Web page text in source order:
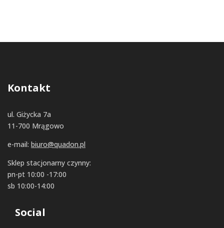
Kontakt
ul. Giżycka 7a
11-700 Mrągowo
e-mail: biuro@quadon.pl
Sklep stacjonarny czynny:
pn-pt 10:00 -17:00
sb 10:00-14:00
Social